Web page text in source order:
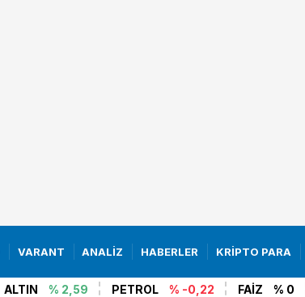
VARANT ANALİZ HABERLER KRİPTO PARA
ALTIN
% 2,59
PETROL
% -0,22
FAİZ
% 0